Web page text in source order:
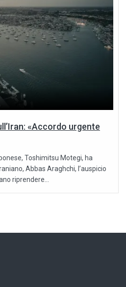
«Accordo urgente
Toshimitsu Motegi, ha
Abbas Araghchi, l’auspicio
riprendere...